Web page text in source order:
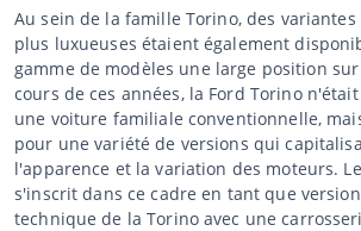
Au sein de la famille Torino, des
plus luxueuses étaient également
gamme de modèles une large position
cours de ces années, la Ford Torino
une voiture familiale conventionnelle,
pour une variété de versions qui
l'apparence et la variation des moteurs.
s'inscrit dans ce cadre en tant que
technique de la Torino avec une